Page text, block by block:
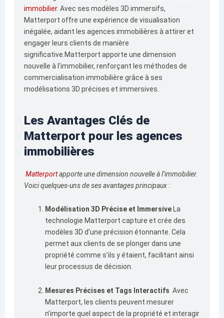
immobilier. Avec ses modèles 3D immersifs,
Matterport offre une expérience de visualisation
inégalée, aidant les agences immobilières à attirer et
engager leurs clients de manière
significative.Matterport apporte une dimension
nouvelle à l’immobilier, renforçant les méthodes de
commercialisation immobilière grâce à ses
modélisations 3D précises et immersives.
Les Avantages Clés de
Matterport pour les agences
immobilières
Matterportapporte une dimension nouvelle à l’immobilier.
Voici quelques-uns de ses avantages principaux :
Modélisation 3D Précise et ImmersiveLa
technologie Matterport capture et crée des
modèles 3D d’une précision étonnante. Cela
permet aux clients de se plonger dans une
propriété comme s’ils y étaient, facilitant ainsi
leur processus de décision.
Mesures Précises et Tags Interactifs Avec
Matterport, les clients peuvent mesurer
n’importe quel aspect de la propriété et interagir